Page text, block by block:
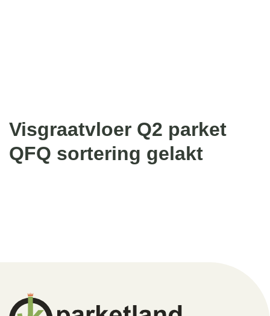
Visgraatvloer Q2 parket
QFQ sortering gelakt